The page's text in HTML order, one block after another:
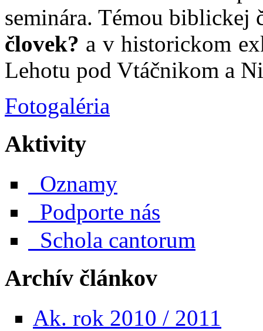
seminára. Témou biblickej
človek? a v historickom
Lehotu pod Vtáčnikom a
Fotogaléria
Aktivity
Oznamy
Podporte nás
Schola cantorum
Archív článkov
Ak. rok 2010 / 2011